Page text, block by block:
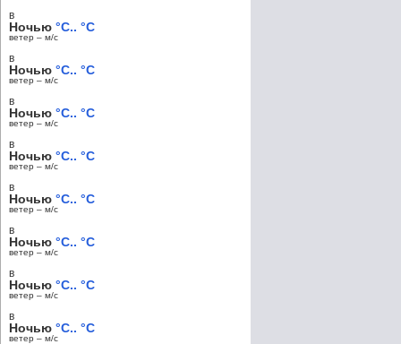
в
Ночью °C.. °C
ветер – м/c
в
Ночью °C.. °C
ветер – м/c
в
Ночью °C.. °C
ветер – м/c
в
Ночью °C.. °C
ветер – м/c
в
Ночью °C.. °C
ветер – м/c
в
Ночью °C.. °C
ветер – м/c
в
Ночью °C.. °C
ветер – м/c
в
Ночью °C.. °C
ветер – м/c